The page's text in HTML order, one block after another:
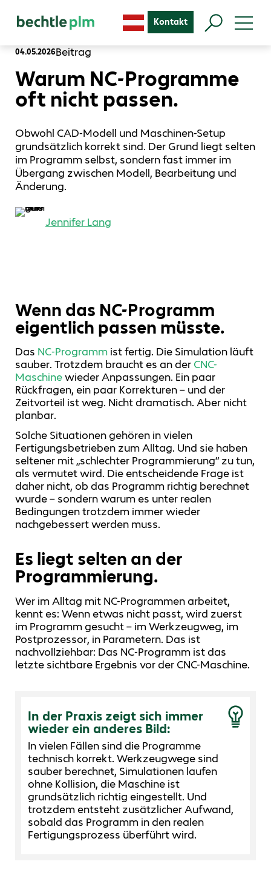
Kontakt
04.05.2026Beitrag
Warum NC‑Programme
oft nicht passen.
Obwohl CAD-Modell und Maschinen-Setup
grundsätzlich korrekt sind. Der Grund liegt selten
im Programm selbst, sondern fast immer im
Übergang zwischen Modell, Bearbeitung und
Änderung.
Jennifer Lang
Wenn das NC-Programm
eigentlich passen müsste.
Das NC‑Programm ist fertig. Die Simulation läuft
sauber. Trotzdem braucht es an der CNC-
Maschinewieder Anpassungen. Ein paar
Rückfragen, ein paar Korrekturen – und der
Zeitvorteil ist weg. Nicht dramatisch. Aber nicht
planbar.
Solche Situationen gehören in vielen
Fertigungsbetrieben zum Alltag. Und sie haben
seltener mit „schlechter Programmierung“ zu tun,
als vermutet wird. Die entscheidende Frage ist
daher nicht, ob das Programm richtig berechnet
wurde – sondern warum es unter realen
Bedingungen trotzdem immer wieder
nachgebessert werden muss.
Es liegt selten an der
Programmierung.
Wer im Alltag mit NC-Programmen arbeitet,
kennt es: Wenn etwas nicht passt, wird zuerst
im Programm gesucht – im Werkzeugweg, im
Postprozessor, in Parametern. Das ist
nachvollziehbar: Das NC‑Programm ist das
letzte sichtbare Ergebnis vor der CNC-Maschine.
In der Praxis zeigt sich immer
wieder ein anderes Bild:
In vielen Fällen sind die Programme
technisch korrekt. Werkzeugwege sind
sauber berechnet, Simulationen laufen
ohne Kollision, die Maschine ist
grundsätzlich richtig eingestellt. Und
trotzdem entsteht zusätzlicher Aufwand,
sobald das Programm in den realen
Fertigungsprozess überführt wird.